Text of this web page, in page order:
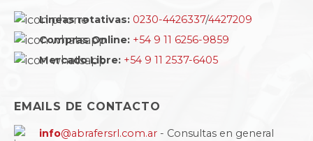
Lineas rotativas: 0230-4426337/4427209
Compras Online: +54 9 11 6256-9859
Mercado Libre: +54 9 11 2537-6405
EMAILS DE CONTACTO
info@abrafersrl.com.ar - Consultas en general